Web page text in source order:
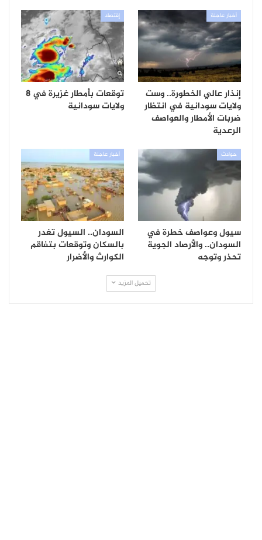
أخبار عاجلة
إنذار عالي الخطورة.. وست
ولايات سودانية في انتظار
ضربات الأمطار والعواصف
الرعدية
إقتصاد
توقعات بأمطار غزيرة في 8
ولايات سودانية
حوادث
سيول وعواصف خطرة في
السودان.. والأرصاد الجوية
تحذر وتوجه
أخبار عاجلة
السودان.. السيول تغدر
بالسكان وتوقعات بتفاقم
الكوارث والأضرار
تحميل المزيد